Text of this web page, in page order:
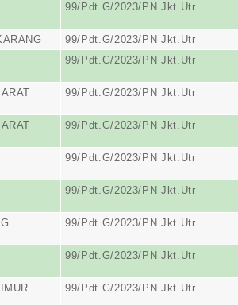
99/Pdt.G/2023/PN Jkt.Utr
99/Pdt.G/2023/PN Jkt.Utr
99/Pdt.G/2023/PN Jkt.Utr
99/Pdt.G/2023/PN Jkt.Utr
99/Pdt.G/2023/PN Jkt.Utr
99/Pdt.G/2023/PN Jkt.Utr
99/Pdt.G/2023/PN Jkt.Utr
99/Pdt.G/2023/PN Jkt.Utr
99/Pdt.G/2023/PN Jkt.Utr
99/Pdt.G/2023/PN Jkt.Utr